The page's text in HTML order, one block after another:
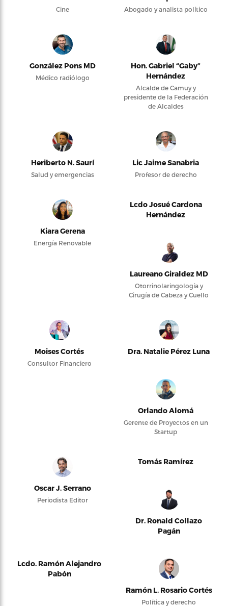
Cine Abogado y analista político
González Pons MD
Médico radiólogo
Hon. Gabriel “Gaby”
Hernández
Alcalde de Camuy y
presidente de la Federación
de Alcaldes
Heriberto N. Saurí
Salud y emergencias
Lic Jaime Sanabria
Profesor de derecho
Kiara Gerena
Energía Renovable
Lcdo Josué Cardona
Hernández
Laureano Giraldez MD
Otorrinolaringología y
Cirugía de Cabeza y Cuello
Moises Cortés
Consultor Financiero
Dra. Natalie Pérez Luna
Orlando Alomá
Gerente de Proyectos en un
Startup
Oscar J. Serrano
Periodista Editor
Tomás Ramírez
Dr. Ronald Collazo
Pagán
Lcdo. Ramón Alejandro
Pabón
Ramón L. Rosario Cortés
Política y derecho